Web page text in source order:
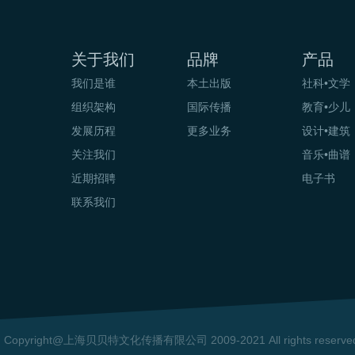
关于我们
我们是谁
组织架构
发展历程
关注我们
近期招聘
联系我们
品牌
本土出版
国际传播
更多业务
产品
社科•文学
教育•少儿
设计•建筑
音乐•曲谱
电子书
Copyright@上海贝贝特文化传播有限公司 2009-2021 All rights